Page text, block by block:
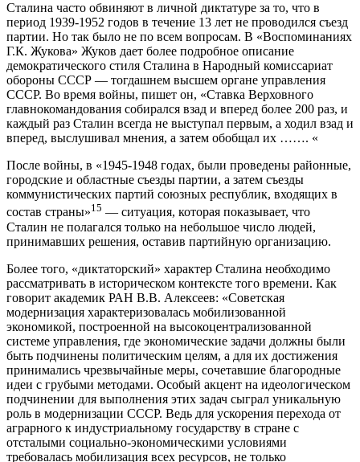
Сталина часто обвиняют в личной диктатуре за то, что в
период 1939-1952 годов в течение 13 лет не проводился съезд
партии. Но так было не по всем вопросам. В «Воспоминаниях
Г.К. Жукова» Жуков дает более подробное описание
демократического стиля Сталина в Народный комиссариат
обороны СССР — тогдашнем высшем органе управления
СССР. Во время войны, пишет он, «Ставка Верховного
главнокомандования собирался взад и вперед более 200 раз, и
каждый раз Сталин всегда не выступал первым, а ходил взад и
вперед, выслушивал мнения, а затем обобщал их ……. «
После войны, в «1945-1948 годах, были проведены районные,
городские и областные съезды партии, а затем съезды
коммунистических партий союзных республик, входящих в
состав страны»15 — ситуация, которая показывает, что
Сталин не полагался только на небольшое число людей,
принимавших решения, оставив партийную организацию.
Более того, «диктаторский» характер Сталина необходимо
рассматривать в историческом контексте того времени. Как
говорит академик РАН В.В. Алексеев: «Советская
модернизация характеризовалась мобилизованной
экономикой, построенной на высокоцентрализованной
системе управления, где экономические задачи должны были
быть подчинены политическим целям, а для их достижения
принимались чрезвычайные меры, сочетавшие благородные
идеи с грубыми методами. Особый акцент на идеологическом
подчинении для выполнения этих задач сыграл уникальную
роль в модернизации СССР. Ведь для ускорения перехода от
аграрного к индустриальному государству в стране с
отсталыми социально-экономическими условиями
требовалась мобилизация всех ресурсов, не только